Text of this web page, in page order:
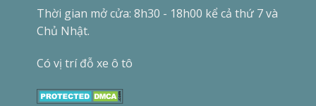
Thời gian mở cửa: 8h30 - 18h00 kể cả thứ 7 và
Chủ Nhật.
Có vị trí đỗ xe ô tô